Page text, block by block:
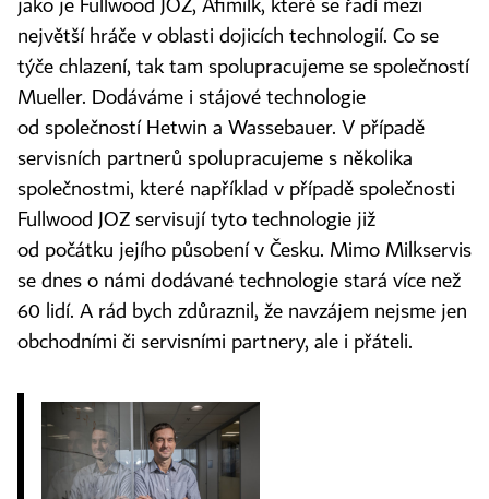
jako je Fullwood JOZ, Afimilk, které se řadí mezi
největší hráče v oblasti dojicích technologií. Co se
týče chlazení, tak tam spolupracujeme se společností
Mueller. Dodáváme i stájové technologie
od společností Hetwin a Wassebauer. V případě
servisních partnerů spolupracujeme s několika
společnostmi, které například v případě společnosti
Fullwood JOZ servisují tyto technologie již
od počátku jejího působení v Česku. Mimo Milkservis
se dnes o námi dodávané technologie stará více než
60 lidí. A rád bych zdůraznil, že navzájem nejsme jen
obchodními či servisními partnery, ale i přáteli.